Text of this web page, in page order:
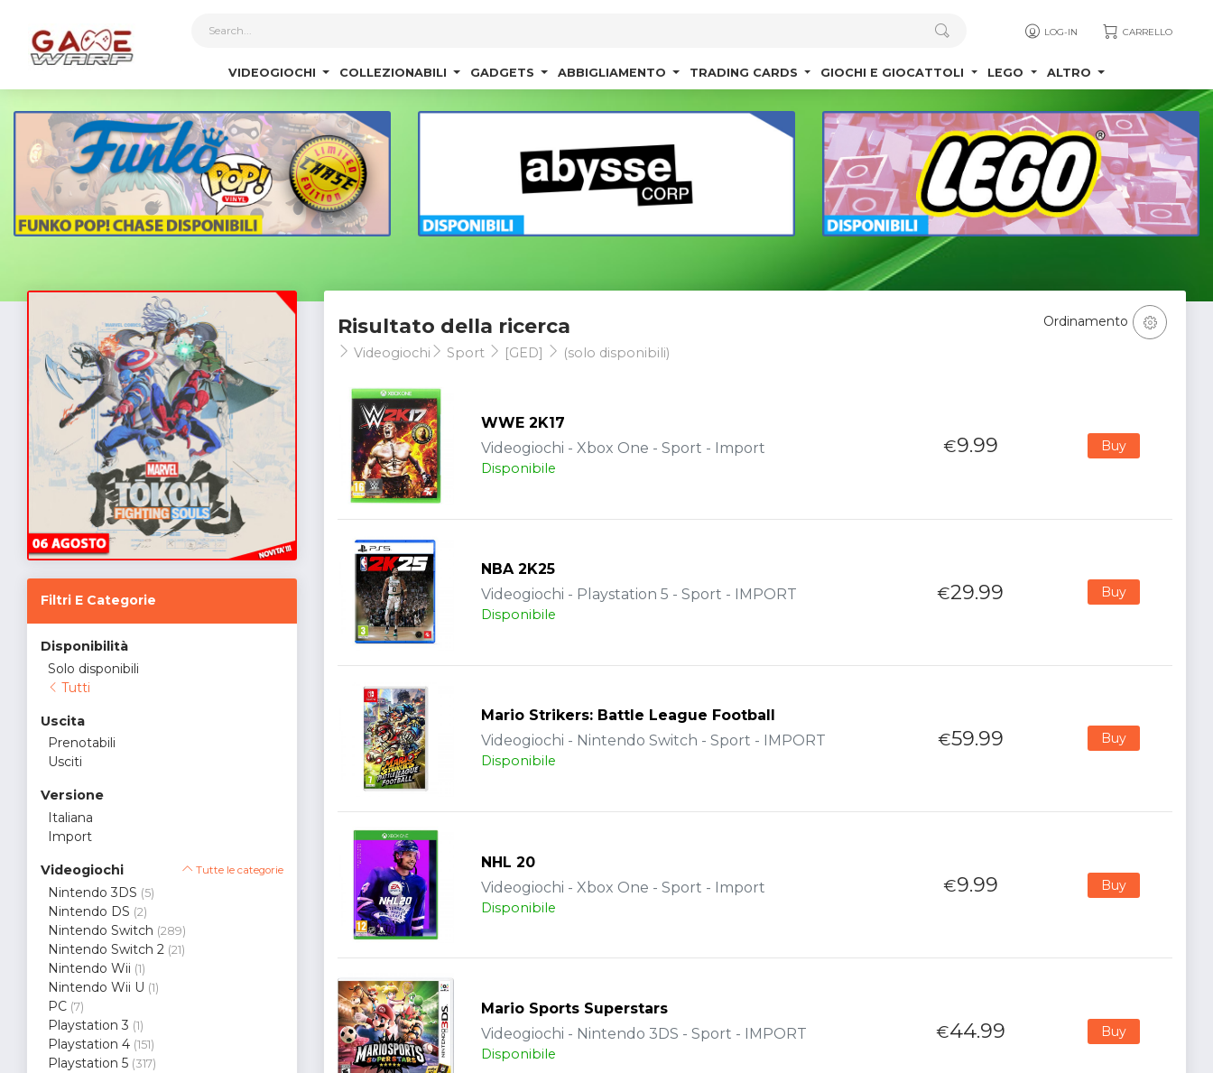
LOG-IN CARRELLO
VIDEOGIOCHI COLLEZIONABILI GADGETS ABBIGLIAMENTO TRADING CARDS GIOCHI E GIOCATTOLI LEGO ALTRO
Filtri E Categorie
Disponibilità
Solo disponibili
Tutti
Uscita
Prenotabili
Usciti
Versione
Italiana
Import
Videogiochi Tutte le categorie
Nintendo 3DS (5)
Nintendo DS (2)
Nintendo Switch (289)
Nintendo Switch 2 (21)
Nintendo Wii (1)
Nintendo Wii U (1)
PC (7)
Playstation 3 (1)
Playstation 4 (151)
Playstation 5 (317)
Risultato della ricerca
Videogiochi Sport [GED] (solo disponibili)
Ordinamento
WWE 2K17
Videogiochi - Xbox One - Sport - Import
Disponibile
€9.99 Buy
NBA 2K25
Videogiochi - Playstation 5 - Sport - IMPORT
Disponibile
€29.99 Buy
Mario Strikers: Battle League Football
Videogiochi - Nintendo Switch - Sport - IMPORT
Disponibile
€59.99 Buy
NHL 20
Videogiochi - Xbox One - Sport - Import
Disponibile
€9.99 Buy
Mario Sports Superstars
Videogiochi - Nintendo 3DS - Sport - IMPORT
Disponibile
€44.99 Buy